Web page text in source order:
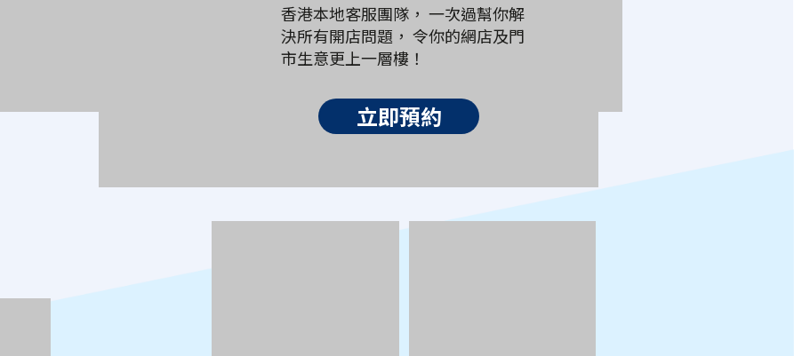
香港本地客服團隊， 一次過幫你解
決所有開店問題， 令你的網店及門
市生意更上一層樓！
立即預約